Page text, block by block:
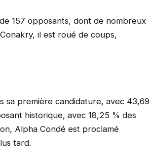
157 opposants, dont de nombreux
il est roué de coups,
sa première candidature, avec 43,69
historique, avec 18,25 % des
Alpha Condé est proclamé
tard.